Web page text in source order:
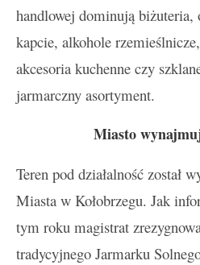
handlowej dominują biżuteria,
kapcie, alkohole
akcesoria kuchenne czy
jarmarczny asortyment.
Miasto
Teren pod działalność został
Miasta w Kołobrzegu. Jak
tym roku magistrat
tradycyjnego Jarmarku